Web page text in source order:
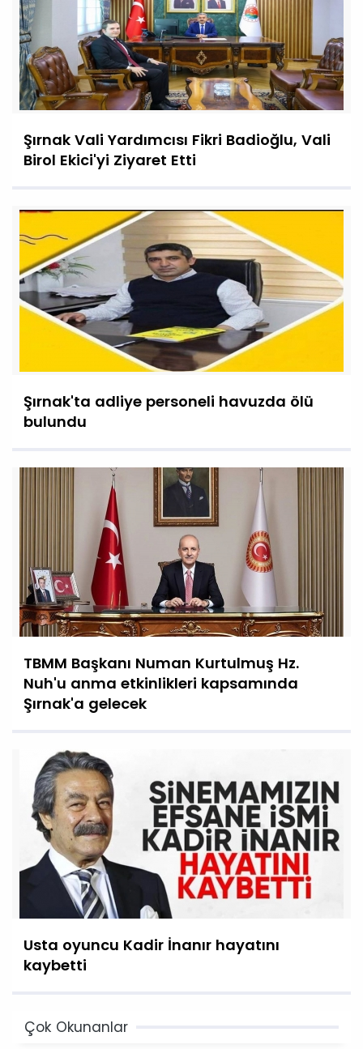
Şırnak Vali Yardımcısı Fikri Badioğlu, Vali
Birol Ekici'yi Ziyaret Etti
Şırnak'ta adliye personeli havuzda ölü
bulundu
TBMM Başkanı Numan Kurtulmuş Hz.
Nuh'u anma etkinlikleri kapsamında
Şırnak'a gelecek
Usta oyuncu Kadir İnanır hayatını
kaybetti
Çok Okunanlar